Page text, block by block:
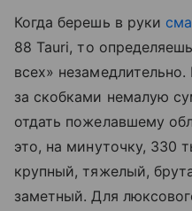
Когда берешь в руки
88 Tauri, то
всех»
за скобками немалую
отдать пожелавшему
это, на минуточку, 330
крупный, тяжелый,
заметный. Для